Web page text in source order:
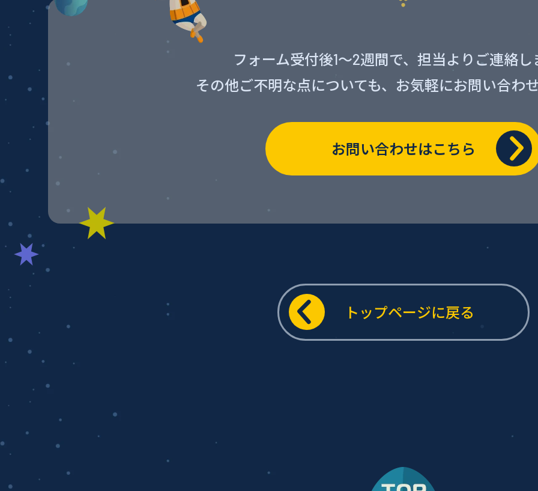
フォーム受付後1～2週間で、 担当よりご連絡し
その他ご不明な点についても、 お気軽にお問い合わ
お問い合わせはこちら
トップページに戻る